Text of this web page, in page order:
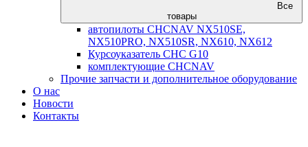
Все
товары
автопилоты CHCNAV NX510SE,
NX510PRO, NX510SR, NX610, NX612
Курсоуказатель CHC G10
комплектующие CHCNAV
Прочие запчасти и дополнительное оборудование
О нас
Новости
Контакты